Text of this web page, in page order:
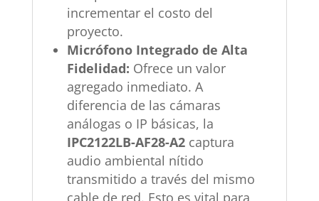
incrementar el costo del
proyecto.
Micrófono Integrado de Alta
Fidelidad: Ofrece un valor
agregado inmediato. A
diferencia de las cámaras
análogas o IP básicas, la
IPC2122LB-AF28-A2captura
audio ambiental nítido
transmitido a través del mismo